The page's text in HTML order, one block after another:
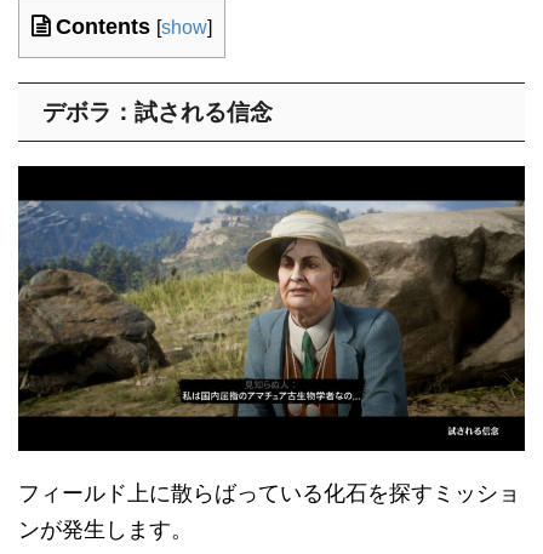
Contents [show]
デボラ：試される信念
フィールド上に散らばっている化石を探すミッショ
ンが発生します。